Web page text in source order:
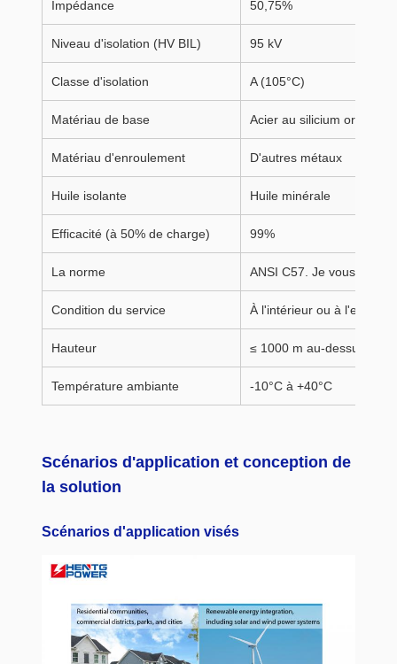
Impédance 50,75%
Niveau d'isolation (HV BIL) 95 kV
Classe d'isolation A (105°C)
Matériau de base Acier au silicium orienté
Matériau d'enroulement D'autres métaux
Huile isolante Huile minérale
Efficacité (à 50% de charge) 99%
La norme ANSI C57. Je vous en
Condition du service À l'intérieur ou à
Hauteur ≤ 1000 m au-dessus du
Température ambiante -10°C à +40°C
Scénarios d'application et conception de
la solution
Scénarios d'application visés